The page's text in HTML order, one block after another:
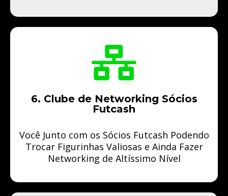
6. Clube de Networking Sócios
Futcash
Você Junto com os Sócios Futcash Podendo
Trocar Figurinhas Valiosas e Ainda Fazer
Networking de Altíssimo Nível